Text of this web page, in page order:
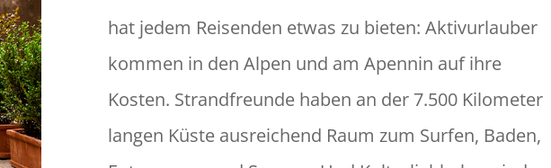
hat jedem Reisenden etwas zu bieten: Aktivurlauber
kommen in den Alpen und am Apennin auf ihre
Kosten. Strandfreunde haben an der 7.500 Kilometer
langen Küste ausreichend Raum zum Surfen, Baden,